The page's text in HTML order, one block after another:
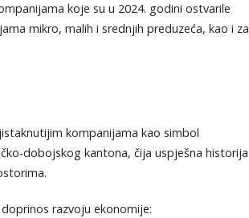
koje su u 2024. godini ostvarile
mikro, malih i srednjih preduzeća, kao i za
kompanijama kao simbol
dobojskog kantona, čija uspješna historija
razvoju ekonomije: